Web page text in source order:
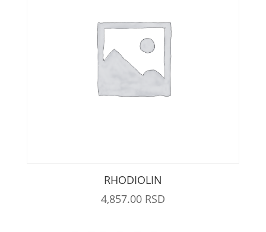
RHODIOLIN
4,857.00 RSD